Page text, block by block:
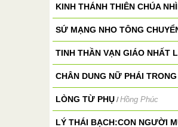
KINH THÁNH THIÊN CHÚA
SỨ MẠNG NHO TÔNG
TINH THẦN VẠN GIÁO NHẤT
CHÂN DUNG NỮ PHÁI
LÒNG TỪ PHỤ /Hồng Phúc
LÝ THÁI BẠCH:CON NGƯỜI